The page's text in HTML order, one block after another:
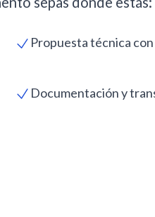
Propuesta técnica
Documentación y